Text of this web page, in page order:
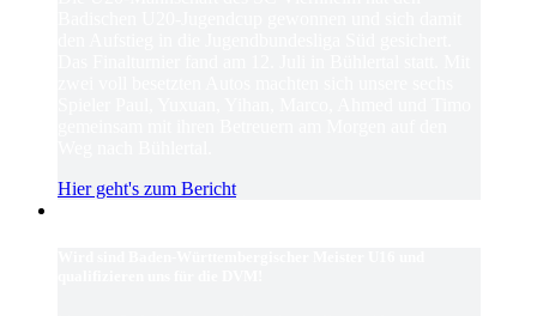
Hier geht's zum Bericht